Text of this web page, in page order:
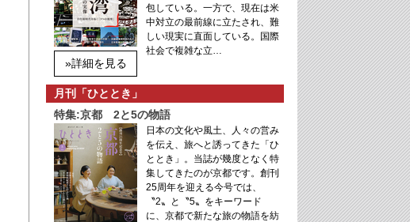
»詳細を見る
包している。一方で、現在は米
中対立の最前線に立たされ、難
しい現実に直面している。国際
社会で複雑な立…
月刊「ひととき」
特集:京都 2と5の物語
日本の文化や風土、人々の営み
を伝え、旅へと誘ってきた「ひ
ととき」。当誌が幾度となく特
集してきたのが京都です。創刊
25周年を迎える今号では、
〝2〟と〝5〟をキーワード
に、京都で新たな旅の物語を紡